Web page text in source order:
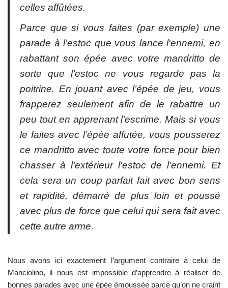
celles affûtées.
Parce que si vous faites (par exemple) une
parade à l’estoc que vous lance l’ennemi, en
rabattant son épée avec votre mandritto de
sorte que l’estoc ne vous regarde pas la
poitrine. En jouant avec l’épée de jeu, vous
frapperez seulement afin de le rabattre un
peu tout en apprenant l’escrime. Mais si vous
le faites avec l’épée affutée, vous pousserez
ce mandritto avec toute votre force pour bien
chasser à l’extérieur l’estoc de l’ennemi. Et
cela sera un coup parfait fait avec bon sens
et rapidité, démarré de plus loin et poussé
avec plus de force que celui qui sera fait avec
cette autre arme.
Nous avons ici exactement l’argument contraire à celui de
Manciolino, il nous est impossible d’apprendre à réaliser de
bonnes parades avec une épée émoussée parce qu’on ne craint